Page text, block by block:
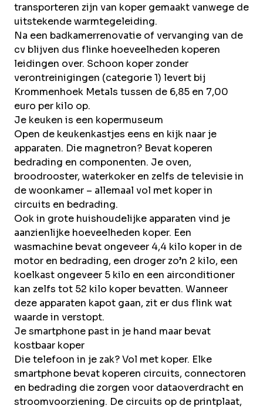
transporteren zijn van koper gemaakt vanwege de
uitstekende warmtegeleiding.
Na een badkamerrenovatie of vervanging van de
cv blijven dus flinke hoeveelheden koperen
leidingen over. Schoon koper zonder
verontreinigingen (categorie 1) levert bij
Krommenhoek Metals tussen de 6,85 en 7,00
euro per kilo op.
Je keuken is een kopermuseum
Open de keukenkastjes eens en kijk naar je
apparaten. Die magnetron? Bevat koperen
bedrading en componenten. Je oven,
broodrooster, waterkoker en zelfs de televisie in
de woonkamer – allemaal vol met koper in
circuits en bedrading.
Ook in grote huishoudelijke apparaten vind je
aanzienlijke hoeveelheden koper. Een
wasmachine bevat ongeveer 4,4 kilo koper in de
motor en bedrading, een droger zo’n 2 kilo, een
koelkast ongeveer 5 kilo en een airconditioner
kan zelfs tot 52 kilo koper bevatten. Wanneer
deze apparaten kapot gaan, zit er dus flink wat
waarde in verstopt.
Je smartphone past in je hand maar bevat
kostbaar koper
Die telefoon in je zak? Vol met koper. Elke
smartphone bevat koperen circuits, connectoren
en bedrading die zorgen voor dataoverdracht en
stroomvoorziening. De circuits op de printplaat,